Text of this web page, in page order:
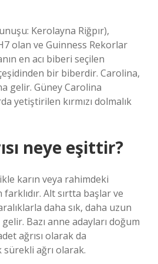
Kerolayna Riğpır),
olan ve Guinness Rekorlar
en acı biberi seçilen
bir biberdir. Carolina,
gelir. Güney Carolina
yetiştirilen kırmızı dolmalık
neye eşittir?
karın veya rahimdeki
Alt sırtta başlar ve
daha sık, daha uzun
Bazı anne adayları doğum
ağrısı olarak da
sürekli ağrı olarak.